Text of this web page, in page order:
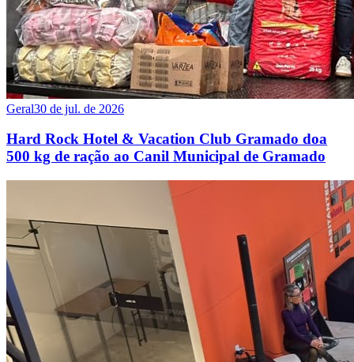
Geral30 de jul. de 2026
Hard Rock Hotel & Vacation Club Gramado doa
500 kg de ração ao Canil Municipal de Gramado